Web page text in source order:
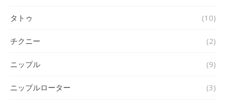
タトゥ (10)
チクニー (2)
ニップル (9)
ニップルローター (3)